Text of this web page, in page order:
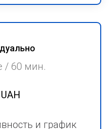
/ 60 мин.
и график